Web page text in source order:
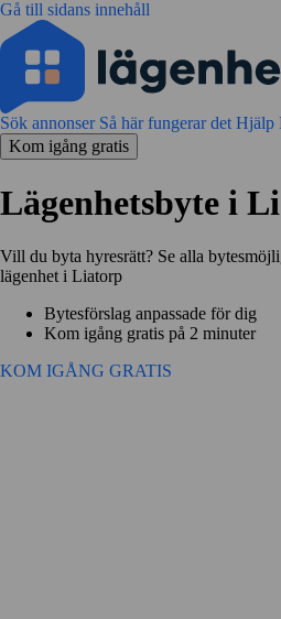
Gå till sidans innehåll
Sök annonser Så här fungerar det Hjälp
Kom igång gratis
Lägenhetsbyte i
Vill du byta hyresrätt? Se alla
lägenhet i Liatorp
Bytesförslag anpassade för dig
Kom igång gratis på 2 minuter
KOM IGÅNG GRATIS